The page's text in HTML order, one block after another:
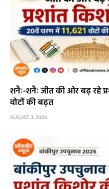
शनैः-शनैः जीत की ओर बढ़ रहे
वोटों की बढ़त
AUGUST 3, 2026